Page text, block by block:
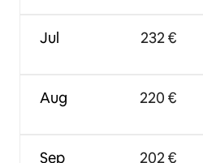
Jul
Aug
Sep
232 €
220 €
202 €